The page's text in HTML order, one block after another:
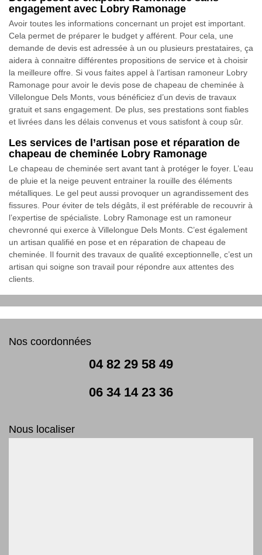
engagement avec Lobry Ramonage
Avoir toutes les informations concernant un projet est important.
Cela permet de préparer le budget y afférent. Pour cela, une
demande de devis est adressée à un ou plusieurs prestataires, ça
aidera à connaitre différentes propositions de service et à choisir
la meilleure offre. Si vous faites appel à l’artisan ramoneur Lobry
Ramonage pour avoir le devis pose de chapeau de cheminée à
Villelongue Dels Monts, vous bénéficiez d’un devis de travaux
gratuit et sans engagement. De plus, ses prestations sont fiables
et livrées dans les délais convenus et vous satisfont à coup sûr.
Les services de l’artisan pose et réparation de
chapeau de cheminée Lobry Ramonage
Le chapeau de cheminée sert avant tant à protéger le foyer. L’eau
de pluie et la neige peuvent entrainer la rouille des éléments
métalliques. Le gel peut aussi provoquer un agrandissement des
fissures. Pour éviter de tels dégâts, il est préférable de recouvrir à
l’expertise de spécialiste. Lobry Ramonage est un ramoneur
chevronné qui exerce à Villelongue Dels Monts. C’est également
un artisan qualifié en pose et en réparation de chapeau de
cheminée. Il fournit des travaux de qualité exceptionnelle, c’est un
artisan qui soigne son travail pour répondre aux attentes des
clients.
Nos coordonnées
04 82 29 58 49
06 34 14 23 36
Nous localiser